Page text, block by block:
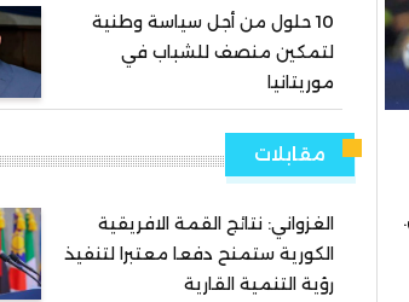
10 حلول من أجل سياسة وطنية
لتمكين منصف للشباب في
موريتانيا
مقابلات
الغزواني: نتائج القمة الافريقية
الكورية ستمنح دفعا معتبرا لتنفيذ
رؤية التنمية القارية